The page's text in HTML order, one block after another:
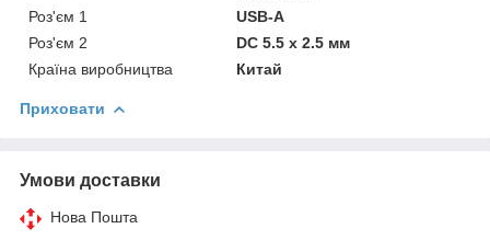
Роз'єм 1
USB-A
Роз'єм 2
DC 5.5 х 2.5 мм
Країна виробництва
Китай
Приховати
Умови доставки
Нова Пошта